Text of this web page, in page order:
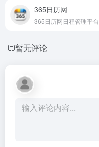
365日历网
365日历网日程管理平台
暂无评论